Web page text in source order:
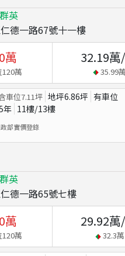
英
德一路67號十一樓
萬
120萬
32.19萬
35.99萬
車位7.11坪 地坪6.86坪 有車位
年 11樓/13樓
部實價登錄
英
德一路65號七樓
萬
120萬
29.92萬
32.3萬